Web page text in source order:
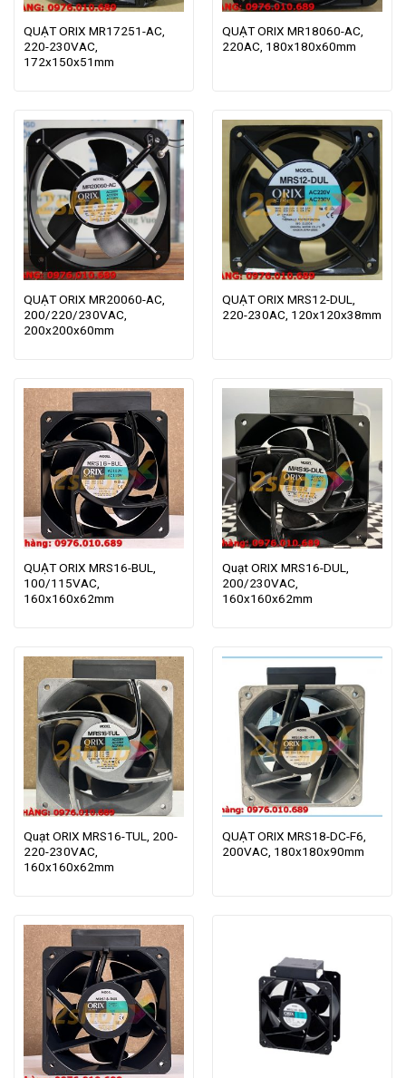
QUẠT ORIX MR17251-AC,
220-230VAC,
172x150x51mm
QUẠT ORIX MR18060-AC,
220AC, 180x180x60mm
QUẠT ORIX MR20060-AC,
200/220/230VAC,
200x200x60mm
QUẠT ORIX MRS12-DUL,
220-230AC, 120x120x38mm
QUẠT ORIX MRS16-BUL,
100/115VAC,
160x160x62mm
Quạt ORIX MRS16-DUL,
200/230VAC,
160x160x62mm
Quạt ORIX MRS16-TUL, 200-
220-230VAC,
160x160x62mm
QUẠT ORIX MRS18-DC-F6,
200VAC, 180x180x90mm